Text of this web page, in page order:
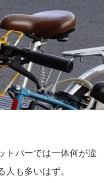
トバーでは一体何が違
人も多いはず。